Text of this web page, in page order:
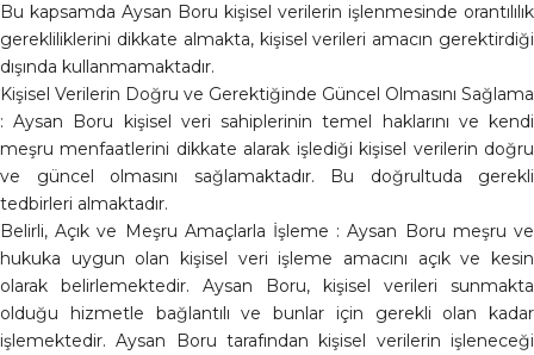
Bu kapsamda Aysan Boru kişisel verilerin işlenmesinde orantılılık
gerekliliklerini dikkate almakta, kişisel verileri amacın gerektirdiği
dışında kullanmamaktadır.
Kişisel Verilerin Doğru ve Gerektiğinde Güncel Olmasını Sağlama
: Aysan Boru kişisel veri sahiplerinin temel haklarını ve kendi
meşru menfaatlerini dikkate alarak işlediği kişisel verilerin doğru
ve güncel olmasını sağlamaktadır. Bu doğrultuda gerekli
tedbirleri almaktadır.
Belirli, Açık ve Meşru Amaçlarla İşleme : Aysan Boru meşru ve
hukuka uygun olan kişisel veri işleme amacını açık ve kesin
olarak belirlemektedir. Aysan Boru, kişisel verileri sunmakta
olduğu hizmetle bağlantılı ve bunlar için gerekli olan kadar
işlemektedir. Aysan Boru tarafından kişisel verilerin işleneceği